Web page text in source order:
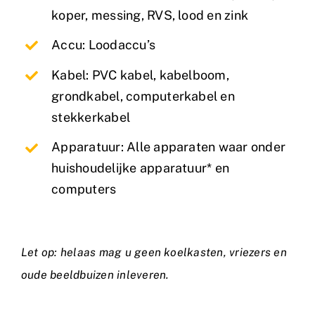
koper, messing, RVS, lood en zink
Accu: Loodaccu’s
Kabel: PVC kabel, kabelboom,
grondkabel, computerkabel en
stekkerkabel
Apparatuur: Alle apparaten waar onder
huishoudelijke apparatuur* en
computers
Let op: helaas mag u geen koelkasten, vriezers en
oude beeldbuizen inleveren.